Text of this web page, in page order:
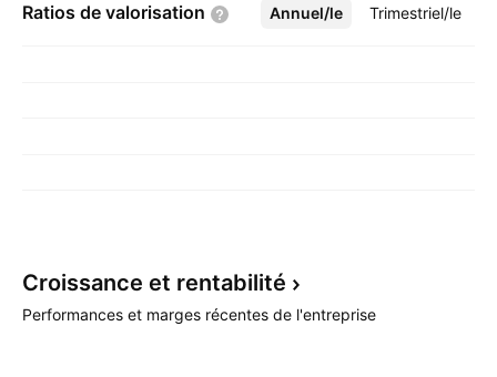
Ratios de valorisation Annuel/le Trimestriel/le
Plus
Croissance et rentabilité
Performances et marges récentes de l'entreprise